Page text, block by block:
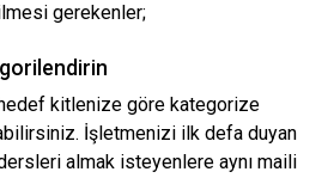
gerekenler;
hedef kitlenize göre kategorize
İşletmenizi ilk defa duyan
almak isteyenlere aynı maili